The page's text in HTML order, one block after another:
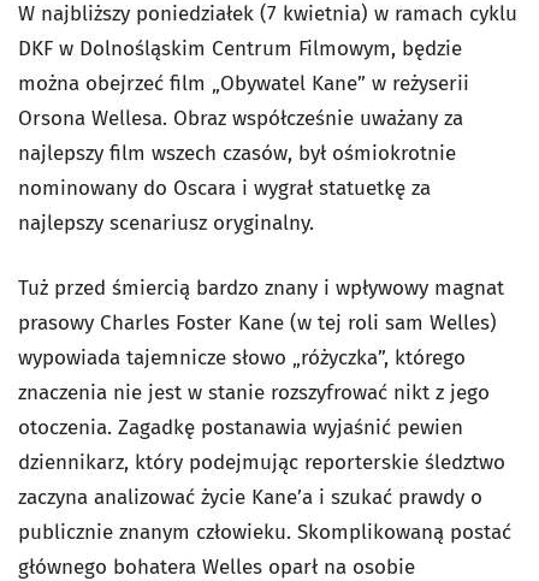
W najbliższy poniedziałek (7 kwietnia) w ramach cyklu
DKF w Dolnośląskim Centrum Filmowym, będzie
można obejrzeć film „Obywatel Kane” w reżyserii
Orsona Wellesa. Obraz współcześnie uważany za
najlepszy film wszech czasów, był ośmiokrotnie
nominowany do Oscara i wygrał statuetkę za
najlepszy scenariusz oryginalny.
Tuż przed śmiercią bardzo znany i wpływowy magnat
prasowy Charles Foster Kane (w tej roli sam Welles)
wypowiada tajemnicze słowo „różyczka”, którego
znaczenia nie jest w stanie rozszyfrować nikt z jego
otoczenia. Zagadkę postanawia wyjaśnić pewien
dziennikarz, który podejmując reporterskie śledztwo
zaczyna analizować życie Kane’a i szukać prawdy o
publicznie znanym człowieku. Skomplikowaną postać
głównego bohatera Welles oparł na osobie